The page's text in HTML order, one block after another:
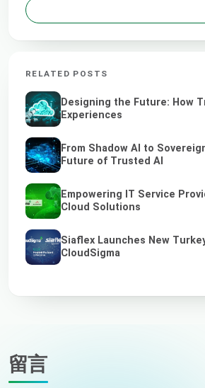
RELATED POSTS
Designing the Future: How
Experiences
From Shadow AI to
Future of Trusted AI
Empowering IT Service
Cloud Solutions
Siaflex Launches New
CloudSigma
留言